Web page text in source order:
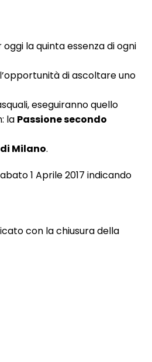
la quinta essenza di ogni
di ascoltare uno
eseguiranno quello
la Passione secondo
Milano.
1 Aprile 2017 indicando
con la chiusura della